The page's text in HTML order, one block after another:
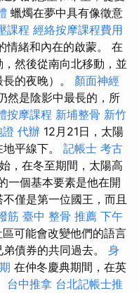
蠟燭在夢中具有像徵意
課程 經絡按摩課程費用
情緒和內在的啟蒙。 在
然後從南向北移動，並
的夜晚）。 顏面神經
然是陰影中最長的，所
按摩課程 新埔整骨 新竹
證 代辦 12月21日，太陽
平線下。 記帳士 考古
，在冬至期間，太陽高
一個基本要素是他在開
僅是第一位國王，而且
筋 臺中 整骨 推薦 下午
區可能會改變他們的語言
債券的共同過去。 身
在仲冬慶典期間，在英
台中推拿 台北記帳士推